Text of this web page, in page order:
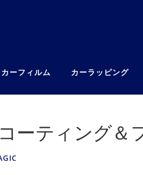
カーフィルム カーラッピング
ーティング＆